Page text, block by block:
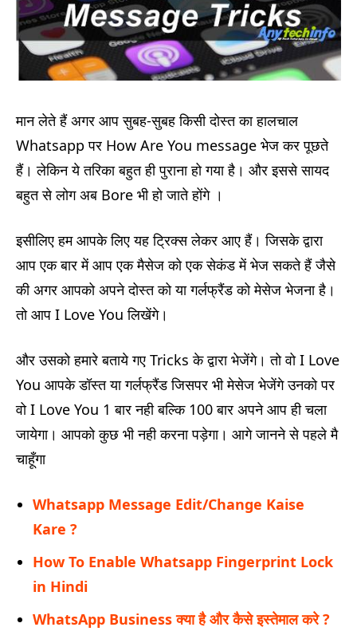
मान लेते हैं अगर आप सुबह-सुबह किसी दोस्त का हालचाल
Whatsapp पर How Are You message भेज कर पूछते
हैं। लेकिन ये तरिका बहुत ही पुराना हो गया है। और इससे सायद
बहुत से लोग अब Bore भी हो जाते होंगे ।
इसीलिए हम आपके लिए यह ट्रिक्स लेकर आए हैं। जिसके द्वारा
आप एक बार में आप एक मैसेज को एक सेकंड में भेज सकते हैं जैसे
की अगर आपको अपने दोस्त को या गर्लफ्रैंड को मेसेज भेजना है।
तो आप I Love You लिखेंगे।
और उसको हमारे बताये गए Tricks के द्वारा भेजेंगे। तो वो I Love
You आपके डॉस्त या गर्लफ्रैंड जिसपर भी मेसेज भेजेंगे उनको पर
वो I Love You 1 बार नही बल्कि 100 बार अपने आप ही चला
जायेगा। आपको कुछ भी नही करना पड़ेगा। आगे जानने से पहले मै
चाहूँगा
Whatsapp Message Edit/Change Kaise
Kare ?
How To Enable Whatsapp Fingerprint Lock
in Hindi
WhatsApp Business क्या है और कैसे इस्तेमाल करे ?